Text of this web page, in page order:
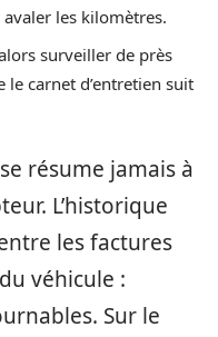
les kilomètres.
surveiller de près
le carnet d’entretien suit
résume jamais à
L’historique
les factures
véhicule :
Sur le